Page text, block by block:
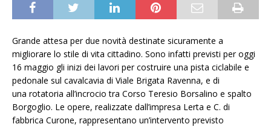
Grande attesa per due novità destinate sicuramente a
migliorare lo stile di vita cittadino. Sono infatti previsti per oggi
16 maggio gli inizi dei lavori per costruire una pista ciclabile e
pedonale sul cavalcavia di Viale Brigata Ravenna, e di
una rotatoria all’incrocio tra Corso Teresio Borsalino e spalto
Borgoglio. Le opere, realizzate dall’impresa Lerta e C. di
fabbrica Curone, rappresentano un’intervento previsto